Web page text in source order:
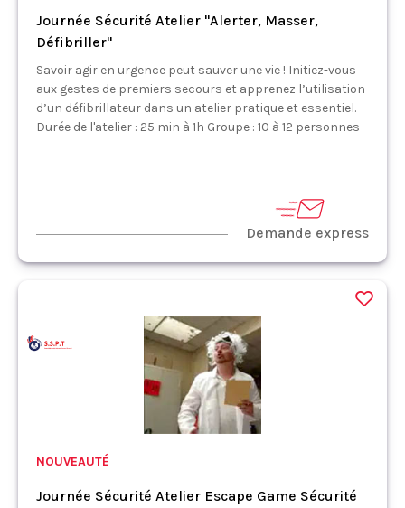
Journée Sécurité Atelier "Alerter, Masser,
Défibriller"
Savoir agir en urgence peut sauver une vie ! Initiez-vous
aux gestes de premiers secours et apprenez l’utilisation
d’un défibrillateur dans un atelier pratique et essentiel.
Durée de l'atelier : 25 min à 1h Groupe : 10 à 12 personnes
Demande express
NOUVEAUTÉ
Journée Sécurité Atelier Escape Game Sécurité